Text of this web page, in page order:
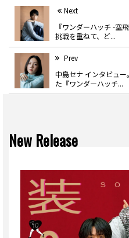
Next
『ワンダーハッチ -空
挑戦を重ねて、ど...
Prev
中島セナ インタビュ
た『ワンダーハッチ...
New Release